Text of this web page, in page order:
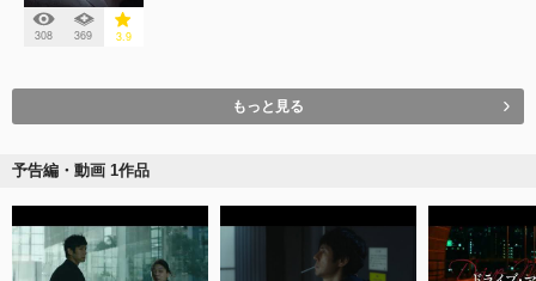
308 369 3.9
もっと見る
予告編・動画 1作品